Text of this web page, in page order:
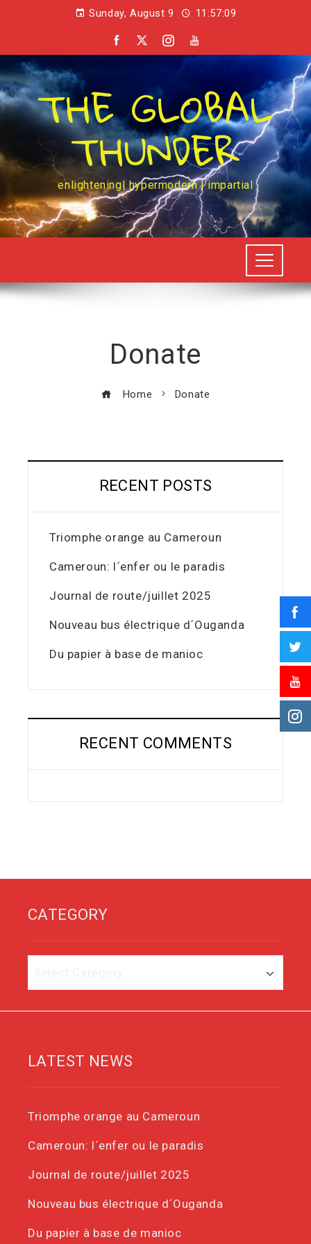
Sunday, August 9 11:57:09
THE GLOBAL
THUNDER
enlightening| hypermodern | impartial
Donate
Home Donate
RECENT POSTS
Triomphe orange au Cameroun
Cameroun: l´enfer ou le paradis
Journal de route/juillet 2025
Nouveau bus électrique d´Ouganda
Du papier à base de manioc
RECENT COMMENTS
CATEGORY
LATEST NEWS
Triomphe orange au Cameroun
Cameroun: l´enfer ou le paradis
Journal de route/juillet 2025
Nouveau bus électrique d´Ouganda
Du papier à base de manioc